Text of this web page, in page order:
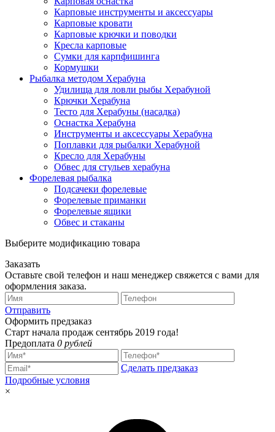
Карповые инструменты и аксессуары
Карповые кровати
Карповые крючки и поводки
Кресла карповые
Сумки для карпфишинга
Кормушки
Рыбалка методом Херабуна
Удилища для ловли рыбы Херабуной
Крючки Херабуна
Тесто для Херабуны (насадка)
Оснастка Херабуна
Инструменты и аксессуары Херабуна
Поплавки для рыбалки Херабуной
Кресло для Херабуны
Обвес для стульев херабуна
Форелевая рыбалка
Подсачеки форелевые
Форелевые приманки
Форелевые ящики
Обвес и стаканы
Выберите модификацию товара
Заказать
Оставьте свой телефон и наш менеджер свяжется с вами для
оформления заказа.
Отправить
Оформить предзаказ
Старт начала продаж сентябрь 2019 года!
Предоплата 0 рублей
Сделать предзаказ
Подробные условия
×